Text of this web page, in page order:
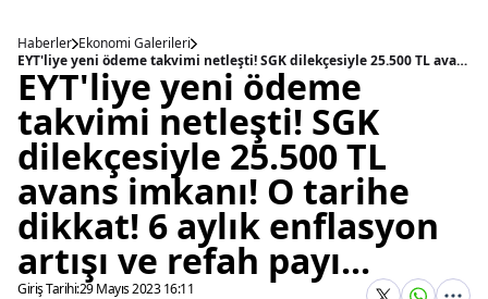
Haberler Ekonomi Galerileri
EYT'liye yeni ödeme takvimi netleşti! SGK dilekçesiyle 25.500 TL avans imkanı! O tarihe dikkat! 6 aylık enflasyon artışı ve refah payı...
EYT'liye yeni ödeme
takvimi netleşti! SGK
dilekçesiyle 25.500 TL
avans imkanı! O tarihe
dikkat! 6 aylık enflasyon
artışı ve refah payı...
Giriş Tarihi:29 Mayıs 2023 16:11